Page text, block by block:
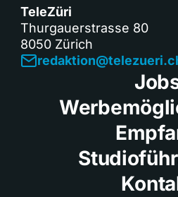
TeleZüri
Thurgauerstrasse 80
8050 Zürich